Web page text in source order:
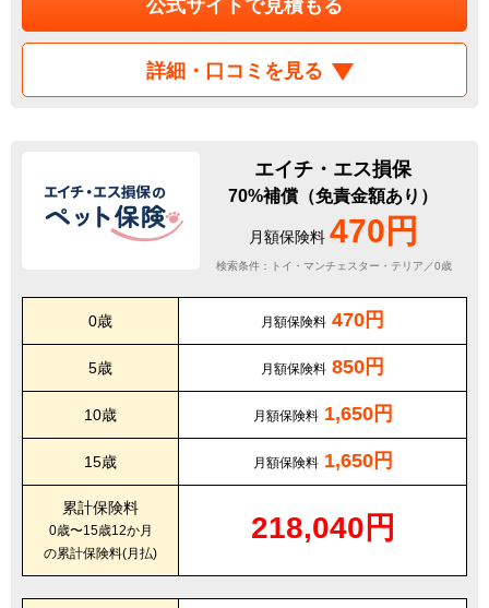
公式サイトで見積もる
詳細・口コミを見る
エイチ・エス損保
70%補償（免責金額あり）
月額保険料 470円
検索条件：トイ・マンチェスター・テリア／0歳
0歳 月額保険料 470円
5歳 月額保険料 850円
10歳 月額保険料 1,650円
15歳 月額保険料 1,650円
累計保険料
0歳〜15歳12か月
の累計保険料(月払)
218,040円